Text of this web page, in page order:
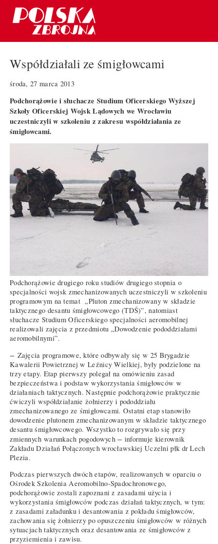
Współdziałali ze śmigłowcami
środa, 27 marca 2013
Podchorążowie i słuchacze Studium Oficerskiego Wyższej
Szkoły Oficerskiej Wojsk Lądowych we Wrocławiu
uczestniczyli w szkoleniu z zakresu współdziałania ze
śmigłowcami.
Podchorążowie drugiego roku studiów drugiego stopnia o
specjalności wojsk zmechanizowanych uczestniczyli w szkoleniu
programowym na temat „Pluton zmechanizowany w składzie
taktycznego desantu śmigłowcowego (TDŚ)”, natomiast
słuchacze Studium Oficerskiego specjalności aeromobilnej
realizowali zajęcia z przedmiotu „Dowodzenie pododdziałami
aeromobilnymi”.
− Zajęcia programowe, które odbywały się w 25 Brygadzie
Kawalerii Powietrznej w Leźnicy Wielkiej, były podzielone na
trzy etapy. Etap pierwszy polegał na omówieniu zasad
bezpieczeństwa i podstaw wykorzystania śmigłowców w
działaniach taktycznych. Następnie podchorążowie praktycznie
ćwiczyli współdziałanie żołnierzy i pododdziału
zmechanizowanego ze śmigłowcami. Ostatni etap stanowiło
dowodzenie plutonem zmechanizowanym w składzie taktycznego
desantu śmigłowcowego. Wszystko to rozgrywało się przy
zmiennych warunkach pogodowych − informuje kierownik
Zakładu Działań Połączonych wrocławskiej Uczelni płk dr Lech
Plezia.
Podczas pierwszych dwóch etapów, realizowanych w oparciu o
Ośrodek Szkolenia Aeromobilno-Spadochronowego,
podchorążowie zostali zapoznani z zasadami użycia i
wykorzystania śmigłowców podczas działań taktycznych, w tym:
z zasadami załadunku i desantowania z pokładu śmigłowców,
zachowania się żołnierzy po opuszczeniu śmigłowców w różnych
sytuacjach taktycznych oraz desantowania ze śmigłowców z
przyziemienia i zawisu.